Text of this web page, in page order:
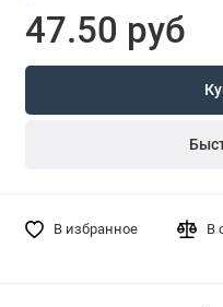
47.50 руб
В избранное В